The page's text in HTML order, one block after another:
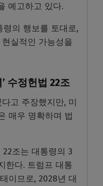
예고하고 있다.
의 행보를 토대로,
실적인 가능성을
수정헌법 22조
고 주장했지만, 미
매우 명확하며 법
22조는 대통령의 3
한다. 트럼프 대통
이므로, 2028년 대